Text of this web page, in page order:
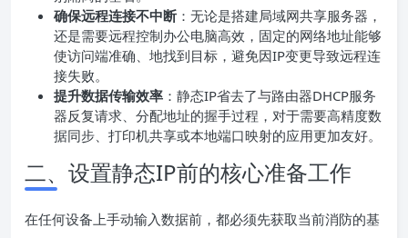
确保远程连接不中断：无论是搭建局域网共享服务器，
还是需要远程控制办公电脑高效，固定的网络地址能够
使访问端准确、地找到目标，避免因IP变更导致远程连
接失败。
提升数据传输效率 ：静态IP省去了与路由器DHCP服务
器反复请求、分配地址的握手过程，对于需要高精度数
据同步、打印机共享或本地端口映射的应用更加友好。
二、设置静态IP前的核心准备工作
在任何设备上手动输入数据前，都必须先获取当前消防的基